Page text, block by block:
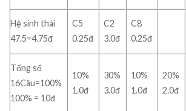
Hệ sinh thái
47.5=4.75đ
C5
0.25đ
C2
3.0đ
C8
0.25đ
Tổng số
16Câu=100%
100% = 10đ
10%
1.0đ
30%
3.0đ
10%
1.0đ
20%
2.0đ